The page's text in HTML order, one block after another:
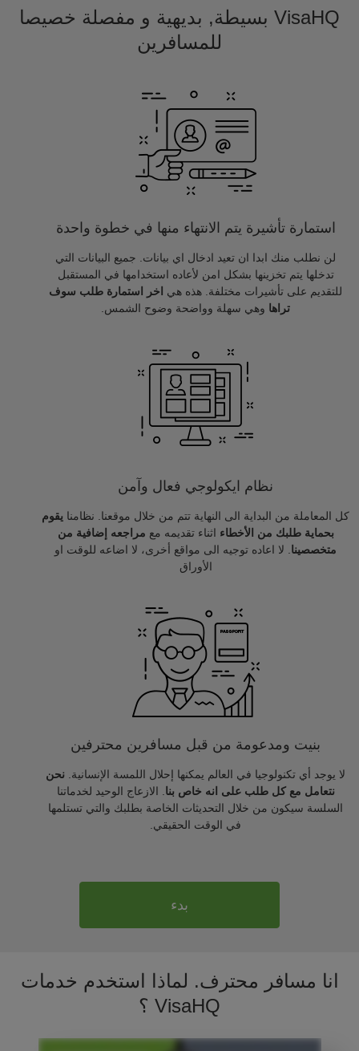
VisaHQ بسيطة, بديهية و مفصلة خصيصا
للمسافرين
استمارة تأشيرة يتم الانتهاء منها في خطوة واحدة
لن نطلب منك ابدا ان تعيد ادخال اي بيانات. جميع البيانات التي
تدخلها يتم تخزينها بشكل امن لأعاده استخدامها في المستقبل
للتقديم على تأشيرات مختلفة. هذه هي
اخر استمارة طلب سوف
تراها وهي سهلة وواضحة وضوح الشمس.
نظام ايكولوجي فعال وآمن
كل المعاملة من البداية الى النهاية تتم من خلال موقعنا. نظامنا يقوم
بحماية طلبك من الأخطاء اثناء تقديمه مع مراجعه إضافية من
متخصصينا . لا اعاده توجيه الى مواقع أخرى، لا اضاعه للوقت او
الأوراق
بنيت ومدعومة من قبل مسافرين محترفين
لا يوجد أي تكنولوجيا في العالم يمكنها إحلال اللمسة الإنسانية. نحن
نتعامل مع كل طلب على انه خاص بنا . الازعاج الوحيد لخدماتنا
السلسة سيكون من خلال التحديثات الخاصة بطلبك والتي تستلمها
في الوقت الحقيقي.
بدء
انا مسافر محترف. لماذا استخدم خدمات
VisaHQ ؟